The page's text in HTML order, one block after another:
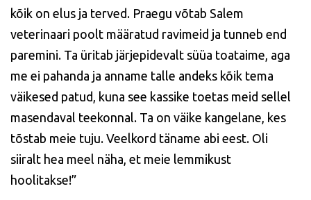
kõik on elus ja terved. Praegu võtab Salem
veterinaari poolt määratud ravimeid ja tunneb end
paremini. Ta üritab järjepidevalt süüa toataime, aga
me ei pahanda ja anname talle andeks kõik tema
väikesed patud, kuna see kassike toetas meid sellel
masendaval teekonnal. Ta on väike kangelane, kes
tõstab meie tuju. Veelkord täname abi eest. Oli
siiralt hea meel näha, et meie lemmikust
hoolitakse!”